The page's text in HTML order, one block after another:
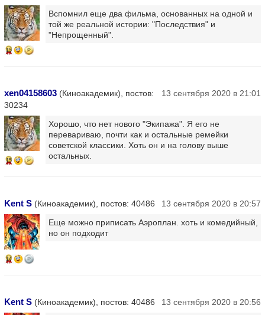
15
Вспомнил еще два фильма, основанных на одной и
той же реальной истории: "Последствия" и
"Непрощенный".
xen04158603 (Киноакадемик), постов:
30234
13 сентября 2020 в 21:01
15
Хорошо, что нет нового "Экипажа". Я его не
перевариваю, почти как и остальные ремейки
советской классики. Хоть он и на голову выше
остальных.
Kent S (Киноакадемик), постов: 40486 13 сентября 2020 в 20:57
14
Еще можно приписать Аэроплан. хоть и комедийный,
но он подходит
Kent S (Киноакадемик), постов: 40486 13 сентября 2020 в 20:56